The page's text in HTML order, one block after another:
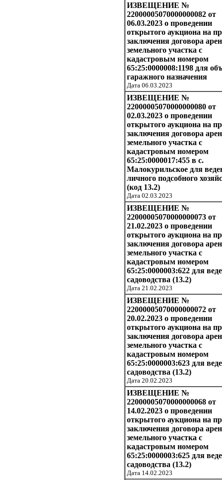
ИЗВЕЩЕНИЕ №
22000005070000000082 от
06.03.2023 о проведении
открытого аукциона на
заключения договора
земельного участка с
кадастровым номером
65:25:0000008:1198 для
гаражного назначения
Дата 06.03.2023
ИЗВЕЩЕНИЕ №
22000005070000000080 от
02.03.2023 о проведении
открытого аукциона на
заключения договора
земельного участка с
кадастровым номером
65:25:0000017:455 в с.
Малокурильское для
личного подсобного
(код 13.2)
Дата 02.03.2023
ИЗВЕЩЕНИЕ №
22000005070000000073 от
21.02.2023 о проведении
открытого аукциона на
заключения договора
земельного участка с
кадастровым номером
65:25:0000003:622 для
садоводства (13.2)
Дата 21.02.2023
ИЗВЕЩЕНИЕ №
22000005070000000072 от
20.02.2023 о проведении
открытого аукциона на
заключения договора
земельного участка с
кадастровым номером
65:25:0000003:623 для
садоводства (13.2)
Дата 20.02.2023
ИЗВЕЩЕНИЕ №
22000005070000000068 от
14.02.2023 о проведении
открытого аукциона на
заключения договора
земельного участка с
кадастровым номером
65:25:0000003:625 для
садоводства (13.2)
Дата 14.02.2023